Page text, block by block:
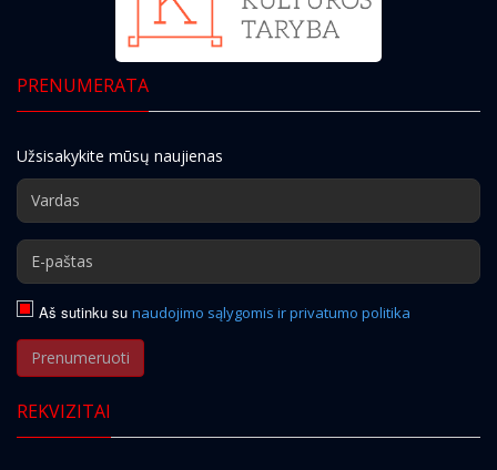
PRENUMERATA
Užsisakykite mūsų naujienas
Aš sutinku su naudojimo sąlygomis ir privatumo politika
Prenumeruoti
REKVIZITAI